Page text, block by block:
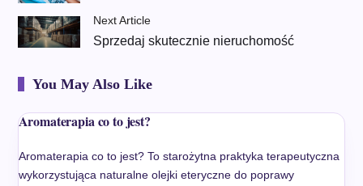
Next Article
Sprzedaj skutecznie nieruchomość
You May Also Like
Aromaterapia co to jest?
Aromaterapia co to jest? To starożytna praktyka terapeutyczna
wykorzystująca naturalne olejki eteryczne do poprawy